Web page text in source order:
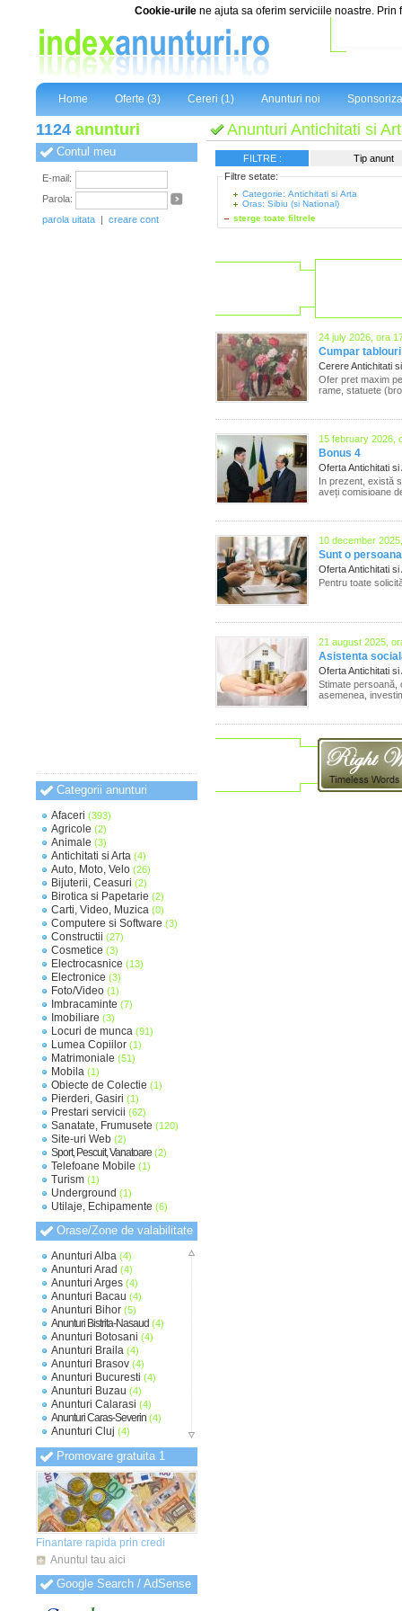
Cookie-urile ne ajuta sa oferim serviciile noastre.
Home Oferte (3) Cereri (1) Anunturi noi
1124 anunturi
Contul meu
E-mail:
Parola:
parola uitata | creare cont
Categorii anunturi
Afaceri (393)
Agricole (2)
Animale (3)
Antichitati si Arta (4)
Auto, Moto, Velo (26)
Bijuterii, Ceasuri (2)
Birotica si Papetarie (2)
Carti, Video, Muzica (0)
Computere si Software (3)
Constructii (27)
Cosmetice (3)
Electrocasnice (13)
Electronice (3)
Foto/Video (1)
Imbracaminte (7)
Imobiliare (3)
Locuri de munca (91)
Lumea Copiilor (1)
Matrimoniale (51)
Mobila (1)
Obiecte de Colectie (1)
Pierderi, Gasiri (1)
Prestari servicii (62)
Sanatate, Frumusete (120)
Site-uri Web (2)
Sport, Pescuit, Vanatoare (2)
Telefoane Mobile (1)
Turism (1)
Underground (1)
Utilaje, Echipamente (6)
Orase/Zone de valabilitate
Anunturi Alba (4)
Anunturi Arad (4)
Anunturi Arges (4)
Anunturi Bacau (4)
Anunturi Bihor (5)
Anunturi Bistrita-Nasaud (4)
Anunturi Botosani (4)
Anunturi Braila (4)
Anunturi Brasov (4)
Anunturi Bucuresti (4)
Anunturi Buzau (4)
Anunturi Calarasi (4)
Anunturi Caras-Severin (4)
Anunturi Cluj (4)
Anunturi Constanta
Anunturi Covasna(4)
Anunturi Dambovita(4)
Anunturi Dolj(4)
Anunturi Galati(4)
Anunturi Giurgiu(4)
Anunturi Gorj(4)
Anunturi Harghita (4)
Anunturi Hunedoara
Anunturi Ialomita
Anunturi Iasi(4)
Anunturi Ilfov(4)
Anunturi Maramures
Promovare gratuita 1
Finantare rapida prin credi
Anuntul tau aici
Google Search / AdSense
Anunturi Antichitati si
FILTRE :
Tip anunt
Filtre setate:
Categorie: Antichitati si Arta
Oras: Sibiu (si National)
sterge toate filtrele
24 july 2026, ora
Cumpar
Cerere Antichitati
Ofer pret maxim
rame, statuete
15 february 2026,
Bonus 4
Oferta Antichitati
In prezent, există
aveți comisioane
10 december
Sunt o
Oferta Antichitati
Pentru toate
21 august 2025,
Asistenta
Oferta Antichitati
Stimate persoană,
asemenea,